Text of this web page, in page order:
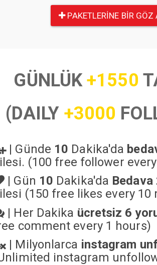
PAKETLERINE BIR GÖZ
GÜNLÜK+1550
(DAILY +3000
| Günde 10 Dakika'da
(100 free follower
| Gün 10 Dakika'da Bedava
(150 free likes every 10
| Her Dakika ücretsiz 6
comment every 1 hours)
| Milyonlarca instagram
instagram